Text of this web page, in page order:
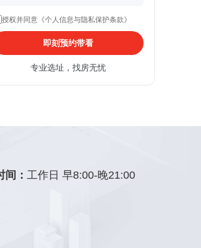
授权并同意《个人信息与隐私保护条款》
即刻预约带看
专业选址，找房无忧
间：工作日 早8:00-晚21:00